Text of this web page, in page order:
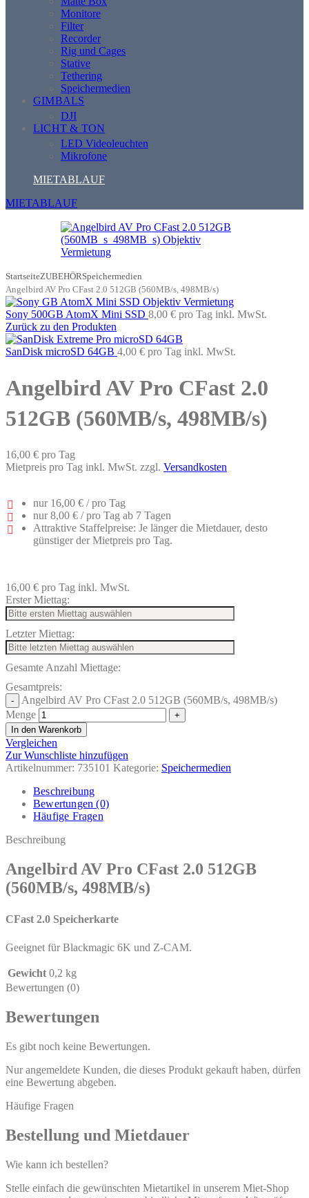
Monitore
Filter
Recorder
Rig und Cages
Stative
Tethering
Speichermedien
GIMBALS
DJI
LICHT & TON
LED Videoleuchten
Mikrofone
MIETABLAUF
MIETABLAUF
StartseiteZUBEHÖRSpeichermedien
Angelbird AV Pro CFast 2.0 512GB (560MB/s, 498MB/s)
Sony 500GB AtomX Mini SSD 8,00 € pro Tag inkl. MwSt.
Zurück zu den Produkten
SanDisk microSD 64GB 4,00 € pro Tag inkl. MwSt.
Angelbird AV Pro CFast 2.0
512GB (560MB/s, 498MB/s)
16,00 € pro Tag
Mietpreis pro Tag inkl. MwSt. zzgl. Versandkosten
nur 16,00 € / pro Tag
nur8,00 € / pro Tag ab 7 Tagen
Attraktive Staffelpreise: Je länger die Mietdauer, desto
günstiger der Mietpreis pro Tag.
16,00 € pro Tag inkl. MwSt.
Erster Miettag:
Letzter Miettag:
Gesamte Anzahl Miettage:
Gesamtpreis:
Angelbird AV Pro CFast 2.0 512GB (560MB/s, 498MB/s)
Menge
In den Warenkorb
Vergleichen
Zur Wunschliste hinzufügen
Artikelnummer: 735101 Kategorie: Speichermedien
Beschreibung
Bewertungen (0)
Häufige Fragen
Beschreibung
Angelbird AV Pro CFast 2.0 512GB
(560MB/s, 498MB/s)
CFast 2.0 Speicherkarte
Geeignet für Blackmagic 6K und Z-CAM.
Gewicht 0,2 kg
Bewertungen (0)
Bewertungen
Es gibt noch keine Bewertungen.
Nur angemeldete Kunden, die dieses Produkt gekauft haben, dürfen
eine Bewertung abgeben.
Häufige Fragen
Bestellung und Mietdauer
Wie kann ich bestellen?
Stelle einfach die gewünschten Mietartikel in unserem Miet-Shop